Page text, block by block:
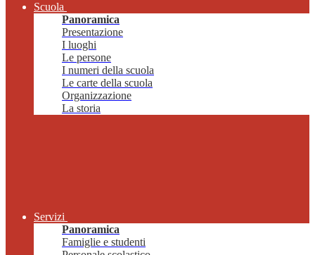
Scuola
Panoramica
Presentazione
I luoghi
Le persone
I numeri della scuola
Le carte della scuola
Organizzazione
La storia
Servizi
Panoramica
Famiglie e studenti